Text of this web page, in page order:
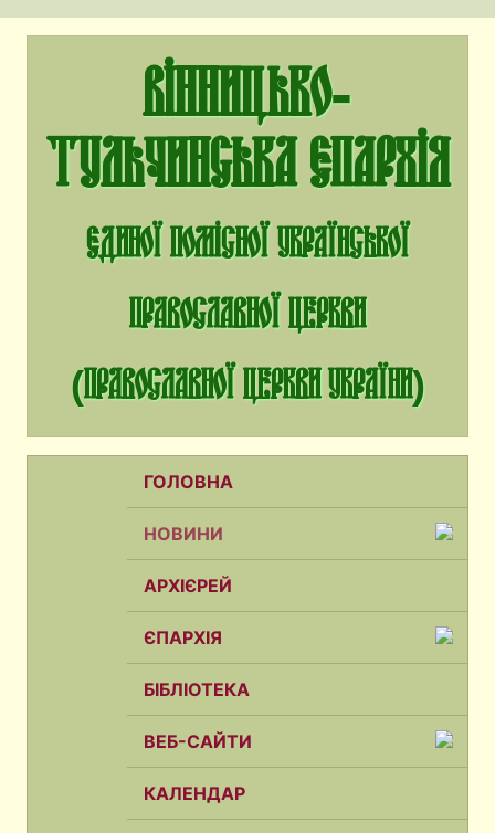
Вінницько-
Тульчинська єпархія
єдиної помісної Української
Православної Церкви
(Православної Церкви України)
ГОЛОВНА
НОВИНИ
АРХІЄРЕЙ
ЄПАРХІЯ
БІБЛІОТЕКА
ВЕБ-САЙТИ
КАЛЕНДАР